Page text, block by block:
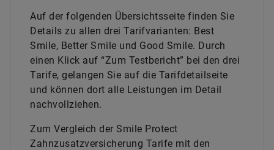
Auf der folgenden Übersichtsseite finden Sie
Details zu allen drei Tarifvarianten: Best
Smile, Better Smile und Good Smile. Durch
einen Klick auf “Zum Testbericht” bei den drei
Tarife, gelangen Sie auf die Tarifdetailseite
und können dort alle Leistungen im Detail
nachvollziehen.
Zum Vergleich der Smile Protect
Zahnzusatzversicherung Tarife mit den